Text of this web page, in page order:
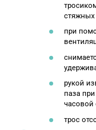
стяжных
при
рукой
паза
часовой
трос